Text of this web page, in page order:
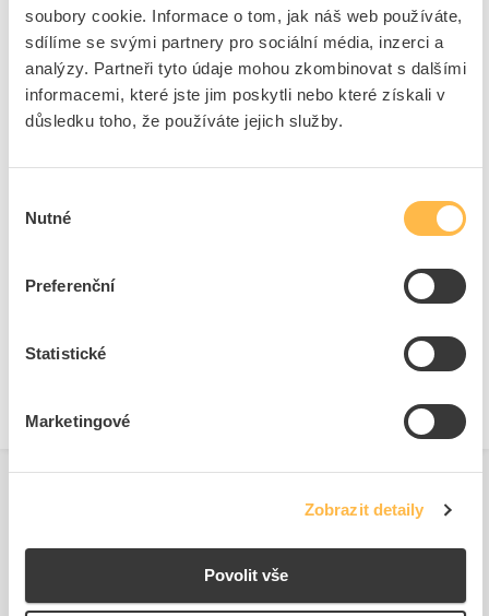
soubory cookie. Informace o tom, jak náš web používáte,
sdílíme se svými partnery pro sociální média, inzerci a
analýzy. Partneři tyto údaje mohou zkombinovat s dalšími
informacemi, které jste jim poskytli nebo které získali v
důsledku toho, že používáte jejich služby.
souhlasu
Nutné
Preferenční
Statistické
Marketingové
Zobrazit detaily
Povolit vše
Příslušenství pro frekvenční měniče
Typ příslušenství Ostatní, jiné
Podobné produkty